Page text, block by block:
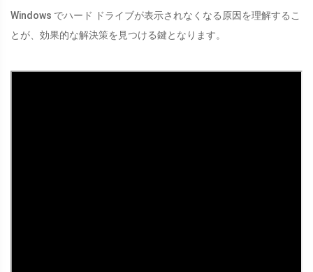
Windows でハード ドライブが表示されなくなる原因を理解するこ
とが、効果的な解決策を見つける鍵となります。